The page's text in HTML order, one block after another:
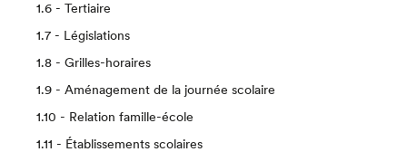
1.6 - Tertiaire
1.7 - Législations
1.8 - Grilles-horaires
1.9 - Aménagement de la journée scolaire
1.10 - Relation famille-école
1.11 - Établissements scolaires